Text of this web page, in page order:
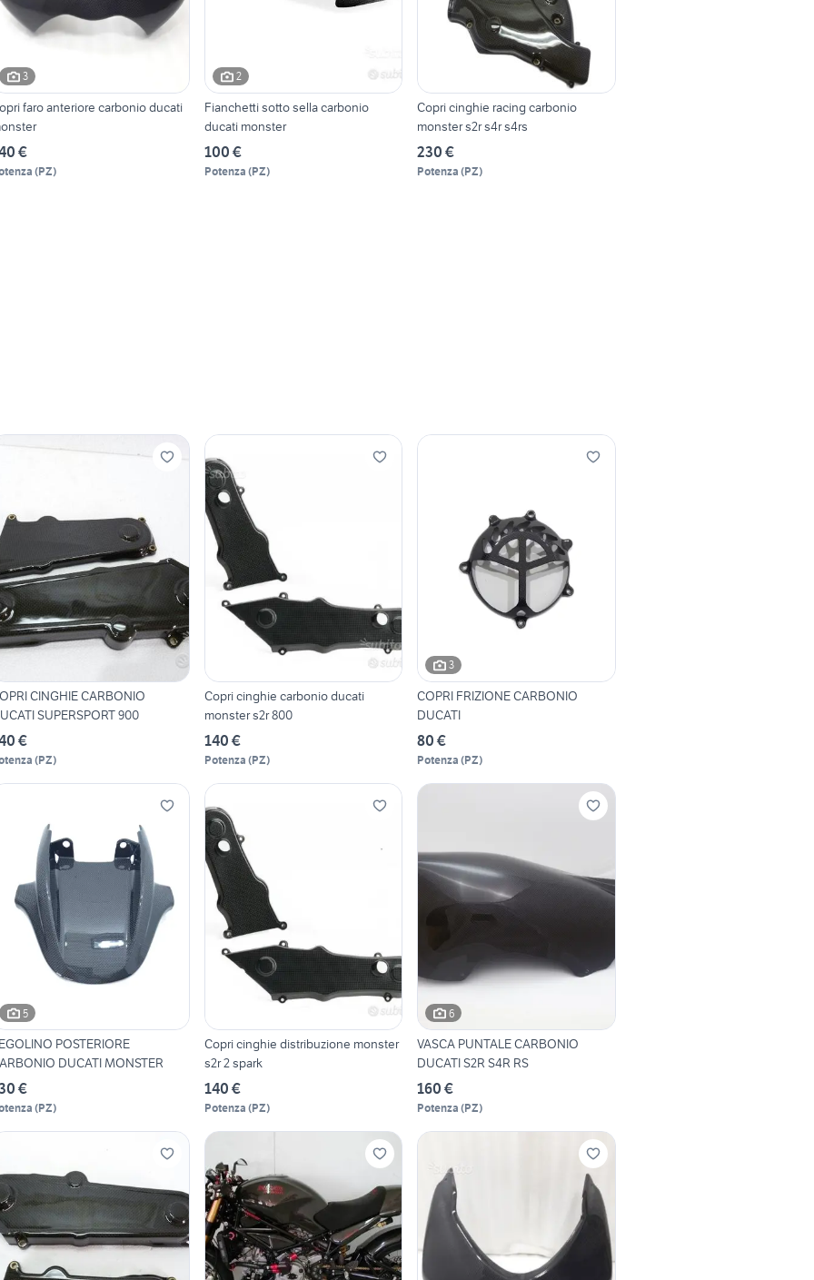
3
faro anteriore carbonio ducati
€
(PZ)
2
Fianchetti sotto sella carbonio
ducati monster
100 €
Potenza (PZ)
Copri cinghie racing carbonio
monster s2r s4r s4rs
230 €
Potenza (PZ)
CINGHIE CARBONIO
SUPERSPORT 900
€
(PZ)
Copri cinghie carbonio ducati
monster s2r 800
140 €
Potenza (PZ)
3
COPRI FRIZIONE CARBONIO
DUCATI
80 €
Potenza (PZ)
5
POSTERIORE
DUCATI MONSTER
€
(PZ)
Copri cinghie distribuzione monster
s2r 2 spark
140 €
Potenza (PZ)
6
VASCA PUNTALE CARBONIO
DUCATI S2R S4R RS
160 €
Potenza (PZ)